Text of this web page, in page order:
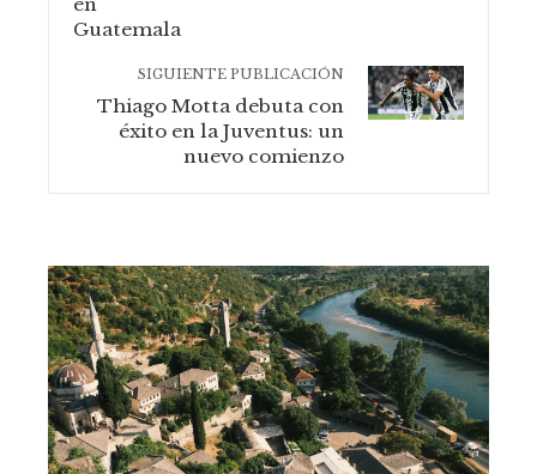
SIGUIENTE PUBLICACIÓN
Thiago Motta debuta con
éxito en la Juventus: un
nuevo comienzo